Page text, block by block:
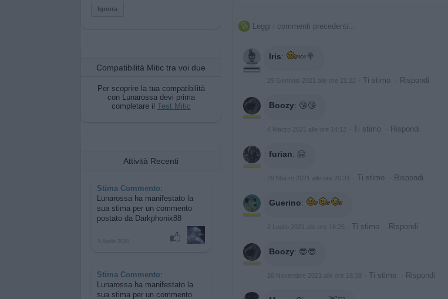
Ignora
Compatibilità Mitic tra voi due
Per scoprire la tua compatibilità
con Lunarossa devi prima
completare il Test Mitic
Attività Recenti
Stima Commento:
Lunarossa ha manifestato la
sua stima per un commento
postato da Darkphonix88
Stima Commento:
Lunarossa ha manifestato la
sua stima per un commento
 Leggi i commenti precedenti...
Iris: 🍬🍭
29 Gennaio 2021 alle ore 21:22 Ti stimo Rispondi
Boozy: 😘😘
4 Marzo 2021 alle ore 14:12 Ti stimo Rispondi
furian: 🤗
29 Marzo 2021 alle ore 20:31 Ti stimo Rispondi
Guerino:
2 Luglio 2021 alle ore 16:25 Ti stimo Rispondi
Boozy: 😎😎
26 Novembre 2021 alle ore 16:38 Ti stimo Rispondi